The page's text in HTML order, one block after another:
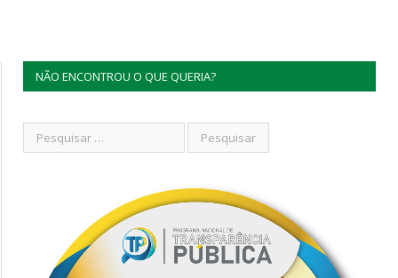
NÃO ENCONTROU O QUE QUERIA?